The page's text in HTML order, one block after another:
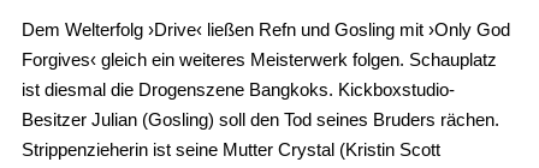
Dem Welterfolg ›Drive‹ ließen Refn und Gosling mit ›Only God
Forgives‹ gleich ein weiteres Meisterwerk folgen. Schauplatz
ist diesmal die Drogenszene Bangkoks. Kickboxstudio-
Besitzer Julian (Gosling) soll den Tod seines Bruders rächen.
Strippenzieherin ist seine Mutter Crystal (Kristin Scott